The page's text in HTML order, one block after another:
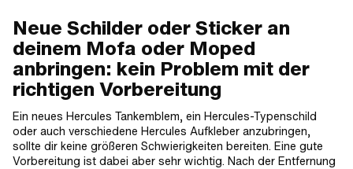
Neue Schilder oder Sticker an
deinem Mofa oder Moped
anbringen: kein Problem mit der
richtigen Vorbereitung
Ein neues Hercules Tankemblem, ein Hercules-Typenschild
oder auch verschiedene Hercules Aufkleber anzubringen,
sollte dir keine größeren Schwierigkeiten bereiten. Eine gute
Vorbereitung ist dabei aber sehr wichtig. Nach der Entfernung